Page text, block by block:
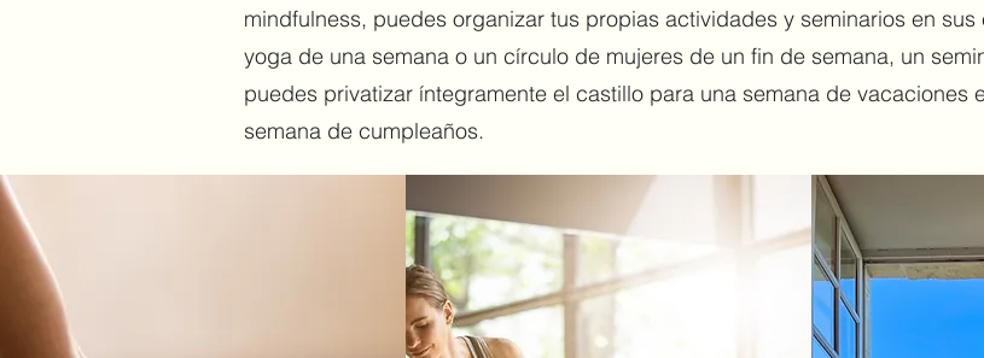
mindfulness, puedes organizar tus propias actividades y seminarios en
yoga de una semana o un círculo de mujeres de un fin de semana, un
puedes privatizar íntegramente el castillo para una semana de vacaciones
semana de cumpleaños.